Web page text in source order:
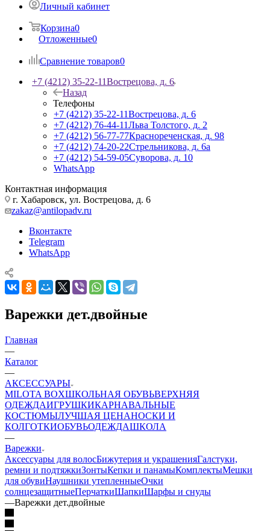
Личный кабинет
Корзина0
Отложенные0
Сравнение товаров0
+7 (4212) 35-22-11Вострецова, д. 6
Назад
Телефоны
+7 (4212) 35-22-11Вострецова, д. 6
+7 (4212) 76-44-11Льва Толстого, д. 2
+7 (4212) 56-77-77Краснореченская, д. 98
+7 (4212) 74-20-22Стрельникова, д. 6а
+7 (4212) 54-59-05Суворова, д. 10
WhatsApp
Контактная информация
г. Хабаровск, ул. Вострецова, д. 6
zakaz@antilopadv.ru
Вконтакте
Telegram
WhatsApp
Варежки дет.двойные
Главная
—
Каталог
—
АКСЕССУАРЫ
MILOTA BOXШКОЛЬНАЯ ОБУВЬВЕРХНЯЯ
ОДЕЖДАИГРУШКИКАРНАВАЛЬНЫЕ
КОСТЮМЫЛУЧШАЯ ЦЕНАНОСКИ И
КОЛГОТКИОБУВЬОДЕЖДАШКОЛА
—
Варежки
Аксессуары для волосБижутерия и украшенияГалстуки,
ремни и подтяжкиЗонтыКепки и панамыКомплектыМешки
для обувиНаушники утепленныеОчки
солнцезащитныеПерчаткиШапкиШарфы и снуды
—Варежки дет.двойные